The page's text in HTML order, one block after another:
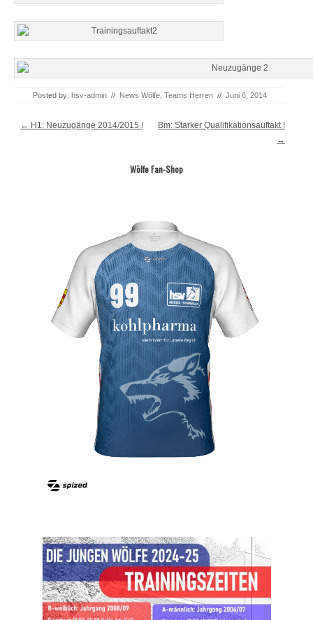
Posted by: hsv-admin // News Wölfe, Teams Herren // Juni 6, 2014
Post navigation
← H1: Neuzugänge 2014/2015 !
Bm: Starker Qualifikationsauftakt !
→
Wölfe Fan-Shop